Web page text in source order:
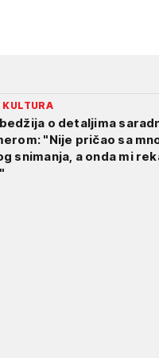
KULTURA
o detaljima
"Nije pričao sa
snimanja, a onda mi